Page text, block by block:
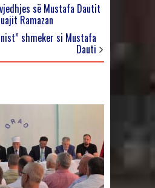
së Mustafa Dautit
Ramazan
shmeker si Mustafa
Dauti